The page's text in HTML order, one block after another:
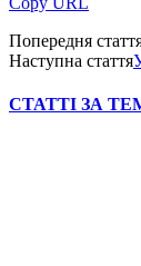
Попередня
Наступна стаття
СТАТТІ ЗА